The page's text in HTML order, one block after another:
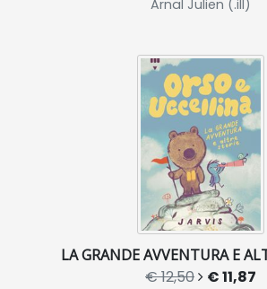
Arnal Julien (.ill)
LA GRANDE AVVENTURA E
€ 12,50 € 11,87